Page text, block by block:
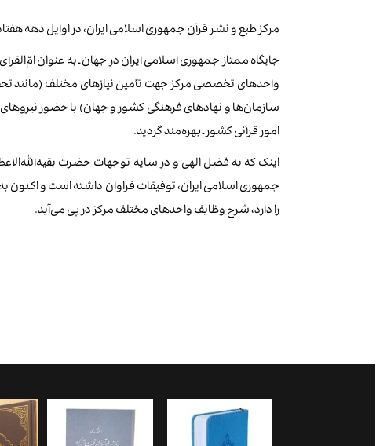
مرکز طبع و نشر قرآن جمهوری اسلامی ایران، در اوایل دهه
جایگاه ممتاز جمهوری اسلامی ایران در جهان ـ به عنوان
واحدهای تخصصی مرکز جهت تأمین نیازهای مختلف (مانند
سازمان‌ها و نهادهای فرهنگی کشور و جهان) با حضور
امور قرآنی کشور ـ بهره‌مند گردید.
اینک که به فضل الهی و در سایه توجهات حضرت
جمهوری اسلامی ایران، توفیقات فراوان داشته است و
را دارد، شرح وظایف واحدهای مختلف مرکز در پی می‌آید.